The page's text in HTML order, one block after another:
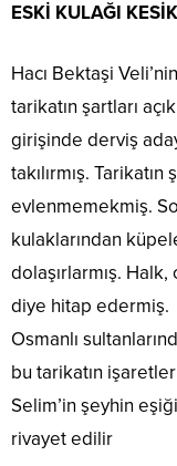
ESKİ KULAĞI
Hacı Bektaşi
tarikatın şartları
girişinde derviş
takılırmış.
evlenmemekmiş.
kulaklarından
dolaşırlarmış.
diye hitap edermiş.
Osmanlı
bu tarikatın
Selim’in şeyhin
rivayet edilir